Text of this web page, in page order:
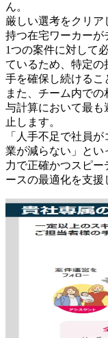
ん。
厳しい選考をクリ
持つ在宅ワーカーが
1つの案件に対して
ているため、特定の
手を確保し続けるこ
また、チーム内で
与計算において最も
止します。
「人手不足で社員
業が減らない」とい
力で正確かつスピー
ースの最適化を支援